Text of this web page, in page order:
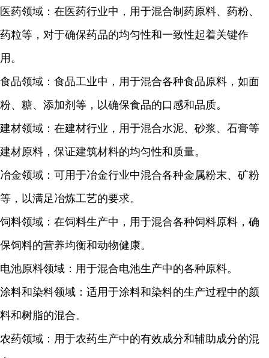
医药领域：在医药行业中，用于混合制药原料、药粉、
药粒等，对于确保药品的均匀性和一致性起着关键作
用。
食品领域：食品工业中，用于混合各种食品原料，如面
粉、糖、添加剂等，以确保食品的口感和品质。
建材领域：在建材行业，用于混合水泥、砂浆、石膏等
建材原料，保证建筑材料的均匀性和质量。
冶金领域：可用于冶金行业中混合各种金属粉末、矿粉
等，以满足冶炼工艺的要求。
饲料领域：在饲料生产中，用于混合各种饲料原料，确
保饲料的营养均衡和动物健康。
电池原料领域：用于混合电池生产中的各种原料。
涂料和染料领域：适用于涂料和染料的生产过程中的颜
料和树脂的混合。
农药领域：用于农药生产中的有效成分和辅助成分的混